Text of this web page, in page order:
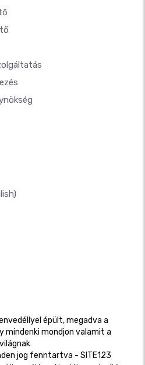
épült, megadva a
mindenki mondjon valamit a
világnak
jog fenntartva - SITE123